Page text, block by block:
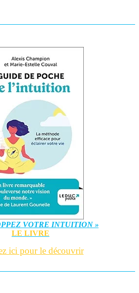
VOTRE INTUITION »
LE LIVRE
ici pour le découvrir